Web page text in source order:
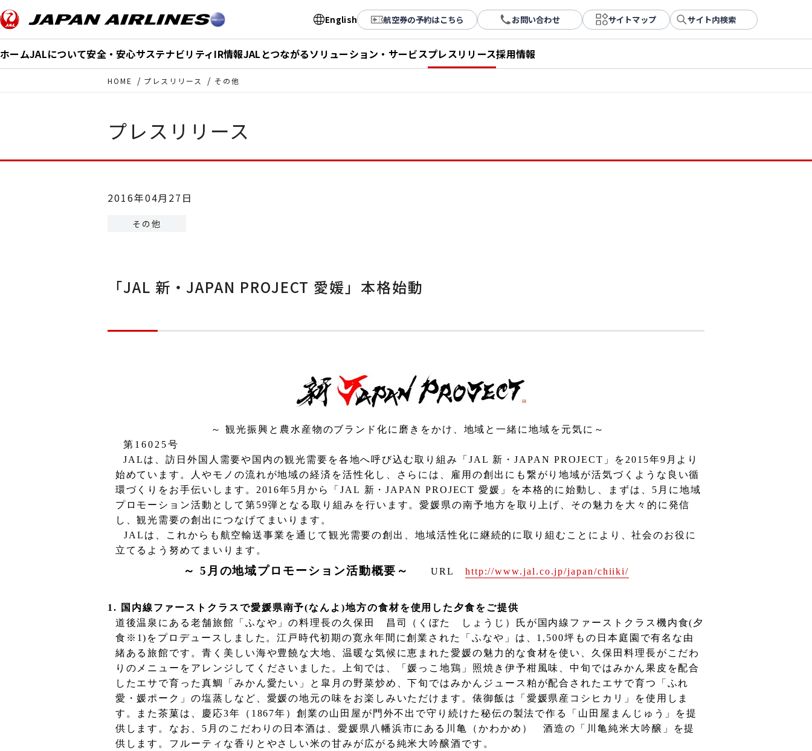
English 航空券の予約はこちら お問い合わせ サイトマップ サイト内検索
ホームJALについて安全・安心サステナビリティIR情報JALとつながるソリューション・サービスプレスリリース採用情報
HOME プレスリリース その他
プレスリリース
2016年04月27日
その他
「JAL 新・JAPAN PROJECT 愛媛」本格始動
～ 観光振興と農水産物のブランド化に磨きをかけ、地域と一緒に地域を元気に～
第 16025号
JAL は、訪日外国人需要や国内の観光需要を各地へ呼び込む取り組み「 JAL 新・JAPAN PROJECT 」を2015年9 月より
始めています。人やモノの流れが地域の経済を活性化し、さらには、雇用の創出にも繋がり地域が活気づくような良い循
環づくりをお手伝いします。 2016年5 月から「 JAL 新・JAPAN PROJECT 愛媛」を本格的に始動し、まずは、 5 月に地域
プロモーション活動として第 59弾となる取り組みを行います。愛媛県の南予地方を取り上げ、その魅力を大々的に発信
し、観光需要の創出につなげてまいります。
JAL は、これからも航空輸送事業を通じて観光需要の創出、地域活性化に継続的に取り組むことにより、社会のお役に
立てるよう努めてまいります。
～ 5 月の地域プロモーション活動概要～ URL http://www.jal.co.jp/japan/chiiki/
1. 国内線ファーストクラスで愛媛県南予(なんよ)地方の食材を使用した夕食をご提供
道後温泉にある老舗旅館「ふなや」の料理長の久保田 昌司（くぼた しょうじ）氏が国内線ファースト クラス機内食(夕
食※ 1) をプロデュースしました。江戸時代初期の寛永年間に創業された「ふなや」は、 1,500坪もの日本庭園で有名な由
緒ある旅館です。青く美しい海や豊饒な大地、温暖な気候に恵まれた愛媛の魅力的な食材を使い、久保田料理長がこだわ
りのメニューをアレンジしてくださいました。上旬では、「媛っこ地鶏」照焼き伊予柑風味、中旬ではみかん果皮を配合
したエサで育った真鯛「みかん愛たい」と皐月の野菜炒め、下旬ではみかんジュース粕が配合されたエサで育つ「ふれ
愛・媛ポーク」の塩蒸しなど、愛媛の地元の味をお楽しみいただけます。俵御飯は「愛媛県産コシヒカリ」を使用しま
す。また茶菓は、慶応3年（ 1867年）創業の山田屋が門外不出で守り続けた秘伝の製法で作る「山田屋まんじゅう」を提
供します。なお、 5 月のこだわりの日本酒は、愛媛県八幡浜市にある川亀（かわかめ） 酒造の「川亀純米大吟醸」
を提
供します。フルーティな香りとやさしい米の甘みが広がる純米大吟醸酒です。